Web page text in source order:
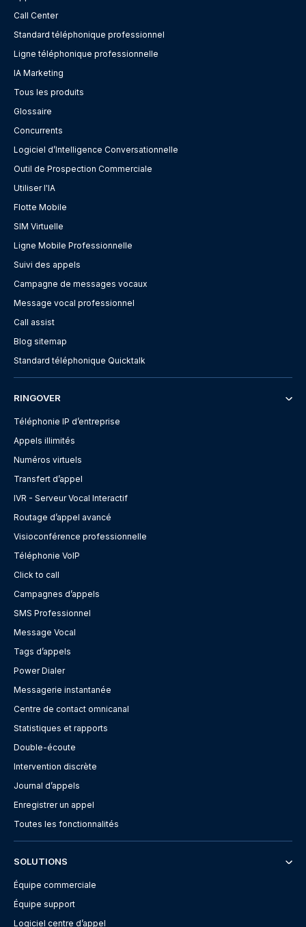
Call Center
Standard téléphonique professionnel
Ligne téléphonique professionnelle
IA Marketing
Tous les produits
Glossaire
Concurrents
Logiciel d’Intelligence Conversationnelle
Outil de Prospection Commerciale
Utiliser l'IA
Flotte Mobile
SIM Virtuelle
Ligne Mobile Professionnelle
Suivi des appels
Campagne de messages vocaux
Message vocal professionnel
Call assist
Blog sitemap
Standard téléphonique Quicktalk
RINGOVER
Téléphonie IP d’entreprise
Appels illimités
Numéros virtuels
Transfert d’appel
IVR - Serveur Vocal Interactif
Routage d’appel avancé
Visioconférence professionnelle
Téléphonie VoIP
Click to call
Campagnes d’appels
SMS Professionnel
Message Vocal
Tags d’appels
Power Dialer
Messagerie instantanée
Centre de contact omnicanal
Statistiques et rapports
Double-écoute
Intervention discrète
Journal d’appels
Enregistrer un appel
Toutes les fonctionnalités
SOLUTIONS
Équipe commerciale
Équipe support
Logiciel centre d’appel